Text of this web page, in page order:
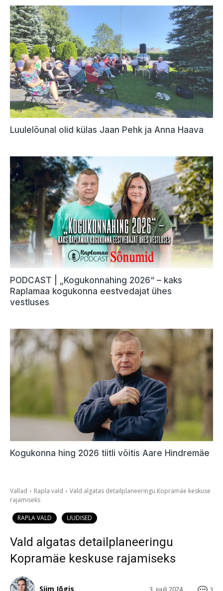
Luulelõunal olid külas Jaan Pehk ja Anna Haava
PODCAST | „Kogukonnahing 2026“ – kaks
Raplamaa kogukonna eestvedajat ühes
vestluses
Kogukonna hing 2026 tiitli võitis Aare Hindremäe